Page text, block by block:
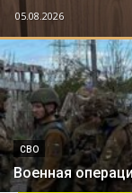
05.08.2026
СВО
Военная